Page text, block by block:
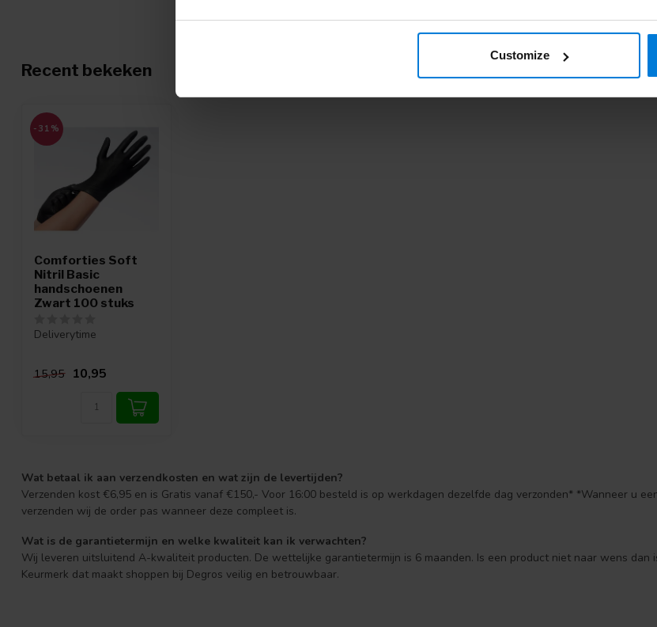
Customize
Recent bekeken
-31%
Comforties Soft
Nitril Basic
handschoenen
Zwart 100 stuks
Deliverytime
15,95 10,95
Wat betaal ik aan verzendkosten en wat zijn de levertijden?
Verzenden kost €6,95 en is Gratis vanaf €150,- Voor 16:00 besteld is op werkdagen dezelfde dag verzonden* *Wanneer u
verzenden wij de order pas wanneer deze compleet is.
Wat is de garantietermijn en welke kwaliteit kan ik verwachten?
Wij leveren uitsluitend A-kwaliteit producten. De wettelijke garantietermijn is 6 maanden. Is een product niet naar wens dan
Keurmerk dat maakt shoppen bij Degros veilig en betrouwbaar.